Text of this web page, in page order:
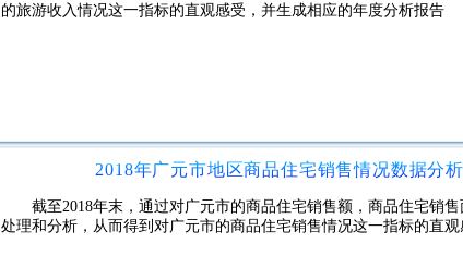
的旅游收入情况这一指标的直观感受，并生成相应的年度分析报告
2018年广元市地区商品住宅销售情况数据分
截至2018年末，通过对广元市的商品住宅销售额，商品住宅销
处理和分析，从而得到对广元市的商品住宅销售情况这一指标的直